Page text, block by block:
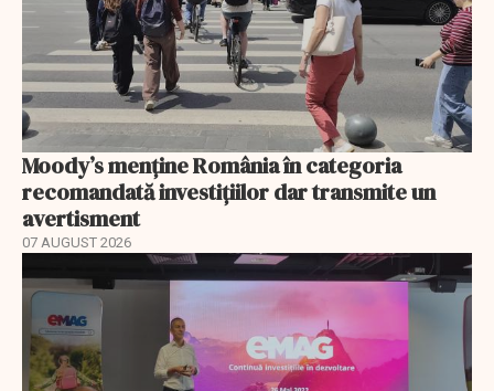
Moody’s menține România în categoria
recomandată investițiilor dar transmite un
avertisment
07 AUGUST 2026